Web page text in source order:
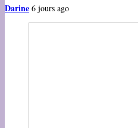
Darine 6 jours ago